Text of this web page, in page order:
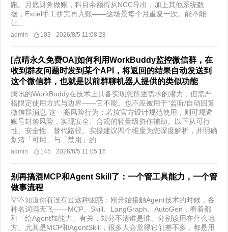
跑。月底财务做账，科目余额得从NCC导出，加上其他系统数
据，Excel手工拼完再入账——这场景每个月重复一次。能不能
让...
admin 183 2026/8/5 11:08:28
[点晴永久免费OA]如何利用WorkBuddy监控微信群，在
收到群友问题时发到某个API，将返回的结果自动发送到
这个微信群，也就是以前群聊机器人提供的类似功能
腾讯的WorkBuddy在技术上具备实现您所述需求的潜力，但需严
格限定使用方式与边界——它不能、也不应被用于“监听/自动回复
微信群消息”这一高风险行为；若按官方设计规范使用，则可规避
账号封禁风险，实现安全、合规的轻量级协作辅助。以下从可行
性、安全性、替代路径、实操建议四个维度为您深度解析，并明确
划清「可用」与「禁用」的...
admin 145 2026/8/5 11:05:16
别再搞混MCP和Agent Skill了：一个管工具能力，一个管
做事流程
💡不知道你有没有过这种困惑：刚开始接触Agent技术的时候，各
种名词满天飞——MCP、Skill、LangGraph、AutoGen，看着都
和「给Agent加能力」有关，却分不清谁是谁、分别该用在什么地
方。尤其是MCP和AgentSkill，很多人会觉得它们差不多，都是用